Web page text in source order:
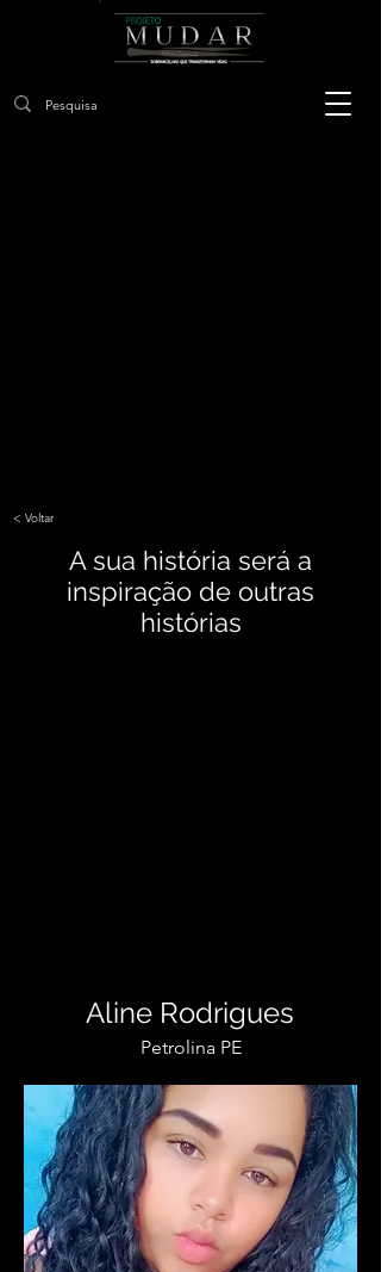
< Voltar
A sua história será a
inspiração de outras
histórias
Aline Rodrigues
Petrolina PE